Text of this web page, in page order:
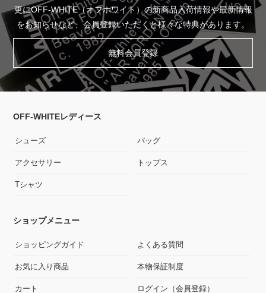
更にOFF-WHITE（オフホワイト）の新商品入荷情報や最新情報
をお知らせなど、会員登録いただくと様々な特典があります。
無料会員登録
OFF-WHITEレディース
シューズ バッグ
アクセサリー トップス
Tシャツ
ショップメニュー
ショッピングガイド よくある質問
お気に入り商品 本物保証制度
カート ログイン（会員登録）